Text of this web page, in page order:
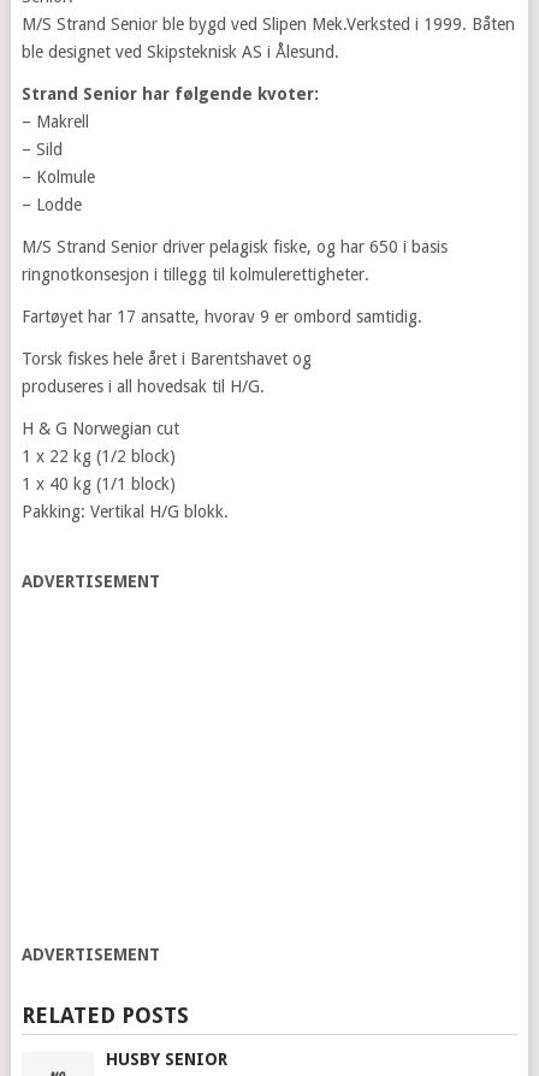
M/S Strand Senior ble bygd ved Slipen Mek.Verksted i 1999. Båten
ble designet ved Skipsteknisk AS i Ålesund.
Strand Senior har følgende kvoter:
– Makrell
– Sild
– Kolmule
– Lodde
M/S Strand Senior driver pelagisk fiske, og har 650 i basis
ringnotkonsesjon i tillegg til kolmulerettigheter.
Fartøyet har 17 ansatte, hvorav 9 er ombord samtidig.
Torsk fiskes hele året i Barentshavet og
produseres i all hovedsak til H/G.
H & G Norwegian cut
1 x 22 kg (1/2 block)
1 x 40 kg (1/1 block)
Pakking: Vertikal H/G blokk.
ADVERTISEMENT
ADVERTISEMENT
RELATED POSTS
HUSBY SENIOR